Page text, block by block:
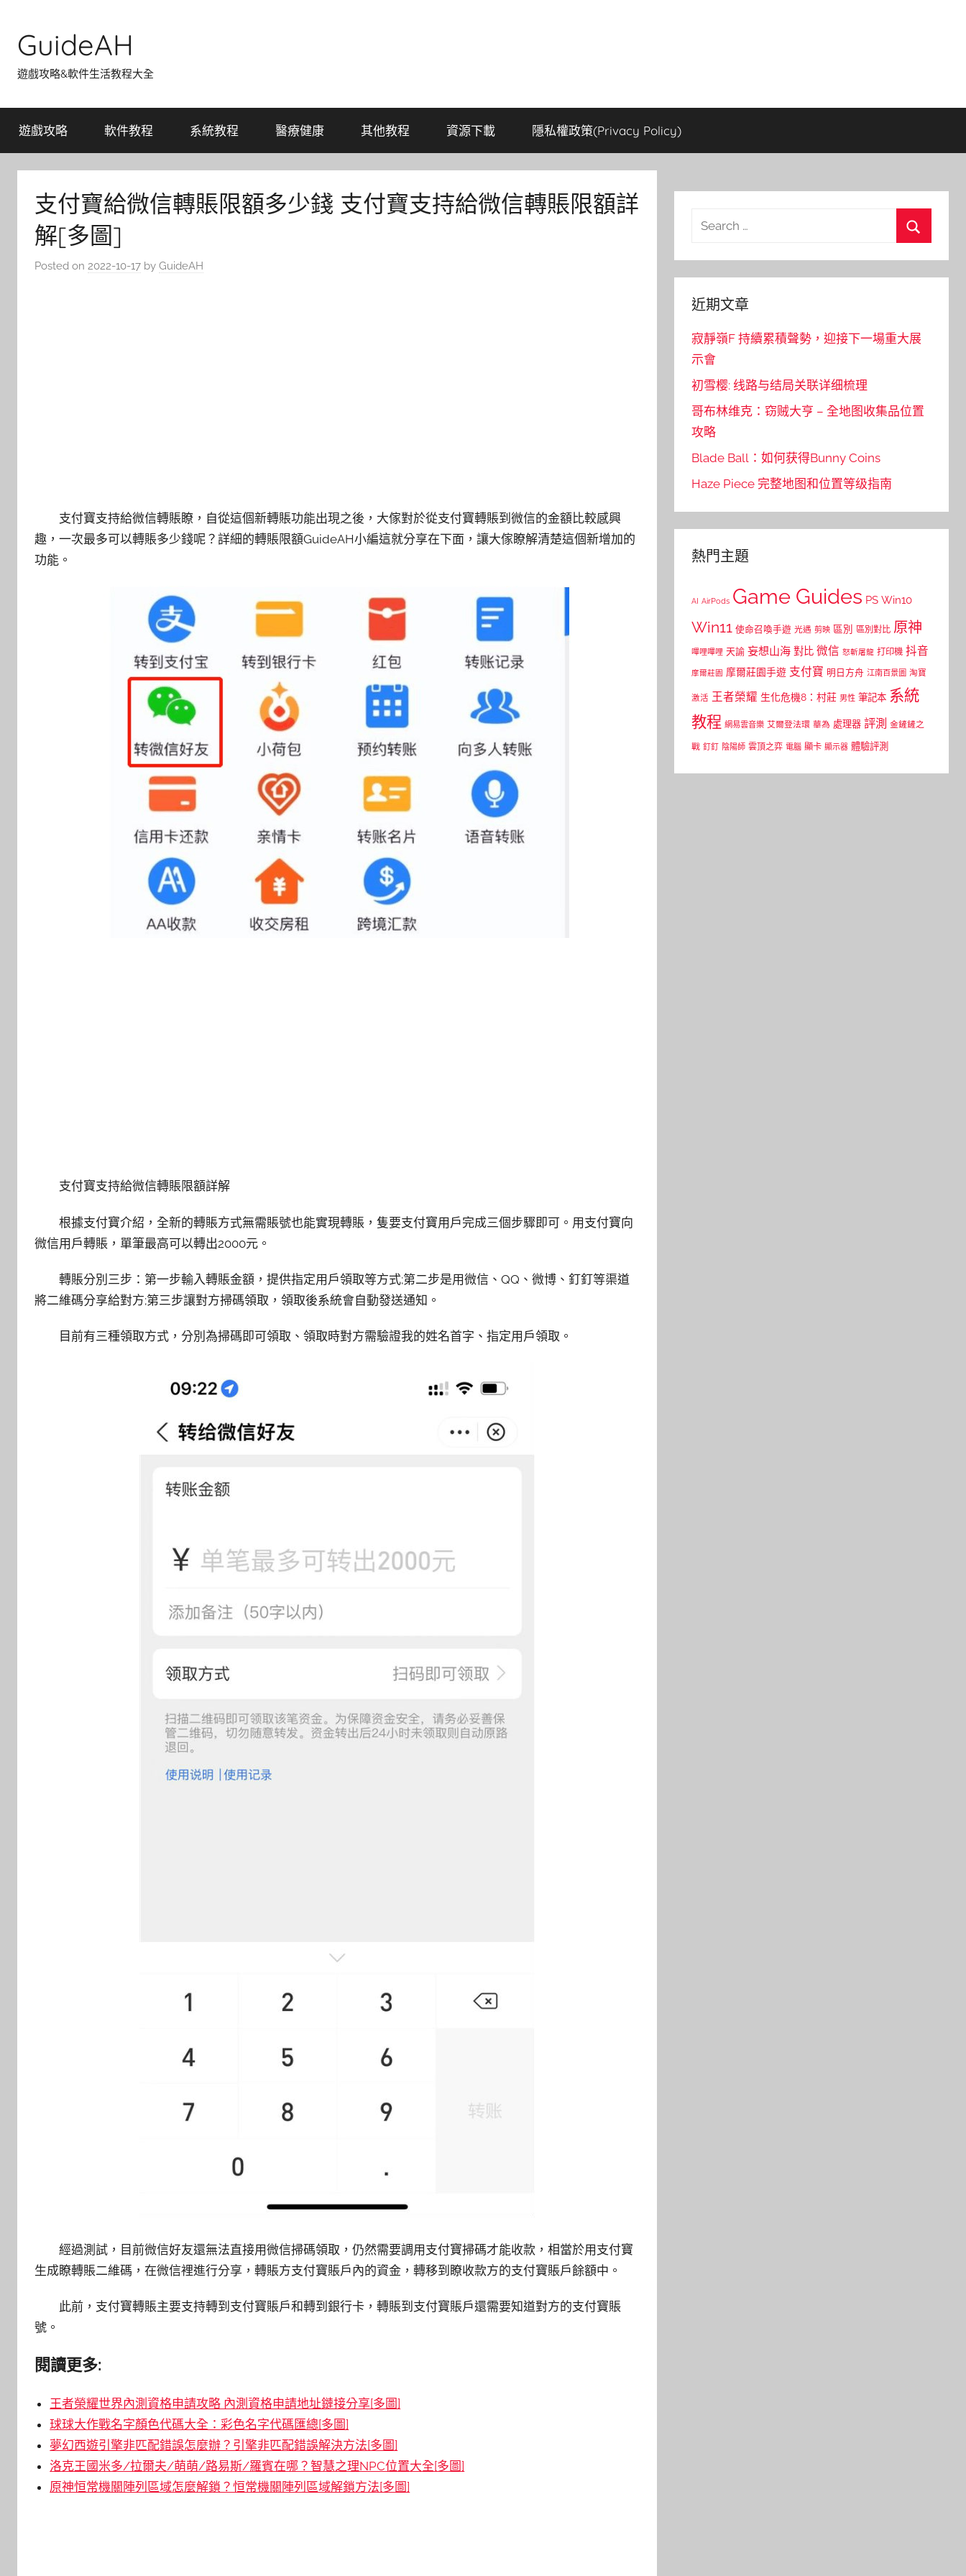
content
GuideAH
遊戲攻略&軟件生活教程大全
遊戲攻略 軟件教程 系統教程 醫療健康 其他教程 資源下載 隱私權政策(Privacy Policy)
支付寶給微信轉賬限額多少錢 支付寶支持給微信轉賬限額詳
解[多圖]
Posted on 2022-10-17 by GuideAH
支付寶支持給微信轉賬瞭，自從這個新轉賬功能出現之後，大傢對於從支付寶轉賬到微信的金額比較感興
趣，一次最多可以轉賬多少錢呢？詳細的轉賬限額GuideAH小編這就分享在下面，讓大傢瞭解清楚這個新增加的
功能。
支付寶支持給微信轉賬限額詳解
根據支付寶介紹，全新的轉賬方式無需賬號也能實現轉賬，隻要支付寶用戶完成三個步驟即可。用支付寶向
微信用戶轉賬，單筆最高可以轉出2000元。
轉賬分別三步：第一步輸入轉賬金額，提供指定用戶領取等方式;第二步是用微信、QQ、微博、釘釘等渠道
將二維碼分享給對方;第三步讓對方掃碼領取，領取後系統會自動發送通知。
目前有三種領取方式，分別為掃碼即可領取、領取時對方需驗證我的姓名首字、指定用戶領取。
經過測試，目前微信好友還無法直接用微信掃碼領取，仍然需要調用支付寶掃碼才能收款，相當於用支付寶
生成瞭轉賬二維碼，在微信裡進行分享，轉賬方支付寶賬戶內的資金，轉移到瞭收款方的支付寶賬戶餘額中。
此前，支付寶轉賬主要支持轉到支付寶賬戶和轉到銀行卡，轉賬到支付寶賬戶還需要知道對方的支付寶賬
號。
閱讀更多:
王者榮耀世界內測資格申請攻略 內測資格申請地址鏈接分享[多圖]
球球大作戰名字顏色代碼大全：彩色名字代碼匯總[多圖]
夢幻西遊引擎非匹配錯誤怎麼辦？引擎非匹配錯誤解決方法[多圖]
洛克王國米多/拉爾夫/萌萌/路易斯/羅賓在哪？智慧之理NPC位置大全[多圖]
原神恒常機關陣列區域怎麼解鎖？恒常機關陣列區域解鎖方法[多圖]
Search
近期文章
寂靜嶺F 持續累積聲勢，迎接下一場重大展
示會
初雪樱: 线路与结局关联详细梳理
哥布林维克：窃贼大亨 – 全地图收集品位置
攻略
Blade Ball：如何获得Bunny Coins
Haze Piece 完整地图和位置等级指南
熱門主題
AI AirPods Game Guides PS Win10
Win11 使命召喚手遊 光遇 剪映 區別 區別對比 原神
嗶哩嗶哩 天諭 妄想山海 對比 微信 怒斬屠龍 打印機 抖音
摩爾莊園 摩爾莊園手遊 支付寶 明日方舟 江南百景圖 淘寶
激活 王者榮耀 生化危機8：村莊 男性 筆記本 系統
教程 網易雲音樂 艾爾登法環 華為 處理器 評測 金鏟鏟之
戰 釘釘 陰陽師 雲頂之弈 電腦 顯卡 顯示器 體驗評測